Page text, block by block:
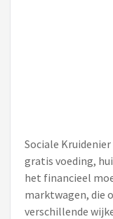
Sociale
gratis voeding,
het financieel
marktwagen, die
verschillende